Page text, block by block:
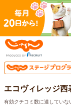
エコヴィレッジ西
有効クチコミ数に達していな